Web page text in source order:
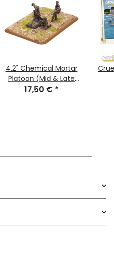
4.2" Chemical Mortar
Platoon (Mid & Late
War)
17,50 € *